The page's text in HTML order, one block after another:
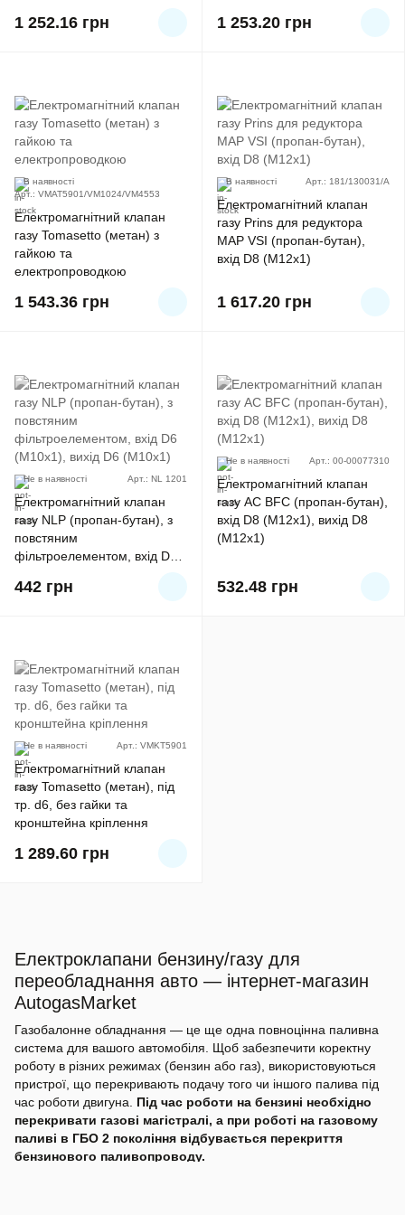
1 252.16 грн 1 253.20 грн
В наявності
Арт.: VMAT5901/VM1024/VM4553
Електромагнітний клапан
газу Tomasetto (метан) з
гайкою та
електропроводкою
1 543.36 грн
В наявності Арт.: 181/130031/A
Електромагнітний клапан
газу Prins для редуктора
MAP VSI (пропан-бутан),
вхід D8 (M12x1)
1 617.20 грн
Не в наявності Арт.: NL 1201
Електромагнітний клапан
газу NLP (пропан-бутан), з
повстяним
фільтроелементом, вхід D6
442 грн
Не в наявності Арт.: 00-00077310
Електромагнітний клапан
газу АС BFC (пропан-бутан),
вхід D8 (M12x1), вихід D8
(M12x1)
532.48 грн
Не в наявності Арт.: VMKT5901
Електромагнітний клапан
газу Tomasetto (метан), під
тр. d6, без гайки та
кронштейна кріплення
1 289.60 грн
Електроклапани бензину/газу для
переобладнання авто — інтернет-магазин
AutogasMarket
Газобалонне обладнання — це ще одна повноцінна паливна
система для вашого автомобіля. Щоб забезпечити коректну
роботу в різних режимах (бензин або газ), використовуються
пристрої, що перекривають подачу того чи іншого палива під
час роботи двигуна. Під час роботи на бензині необхідно
перекривати газові магістралі, а при роботі на газовому
паливі в ГБО 2 покоління відбувається перекриття
бензинового паливопроводу.